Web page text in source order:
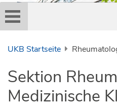
UKB Startseite
Sektion
Medizinische